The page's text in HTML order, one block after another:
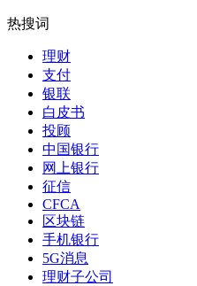
热搜词
理财
支付
银联
白皮书
投顾
中国银行
网上银行
征信
CFCA
区块链
手机银行
5G消息
理财子公司